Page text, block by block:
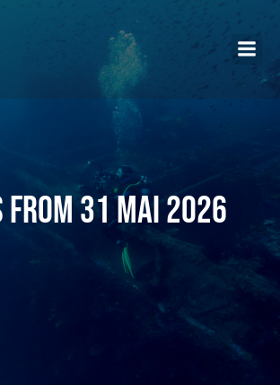
31 mai 2026